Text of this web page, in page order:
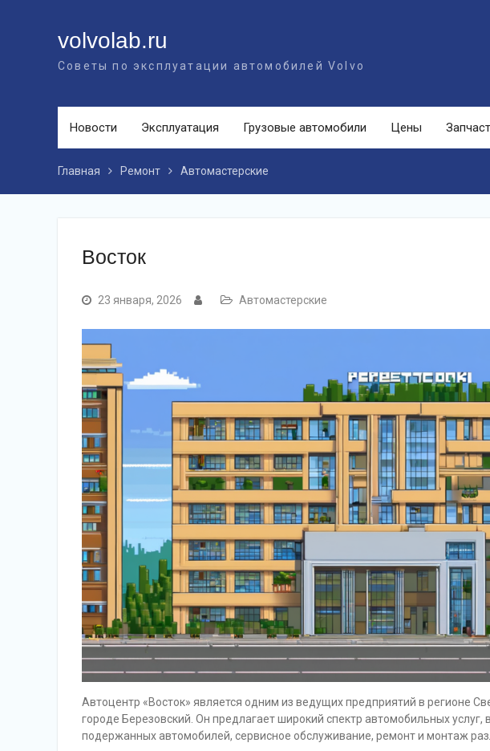
volvolab.ru
Советы по эксплуатации автомобилей Volvo
Новости Эксплуатация Грузовые автомобили Цены
Главная Ремонт Автомастерские
Восток
23 января, 2026 Автомастерские
Автоцентр «Восток» является одним из ведущих предприятий в регионе
городе Березовский. Он предлагает широкий спектр автомобильных
подержанных автомобилей, сервисное обслуживание, ремонт и монтаж